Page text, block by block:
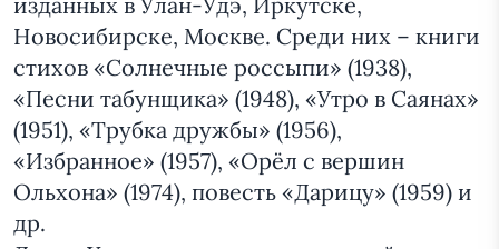
Новосибирске, Москве. Среди них – книги
стихов «Солнечные россыпи» (1938),
«Песни табунщика» (1948), «Утро в Саянах»
(1951), «Трубка дружбы» (1956),
«Избранное» (1957), «Орёл с вершин
Ольхона» (1974), повесть «Дарицу» (1959) и
др.